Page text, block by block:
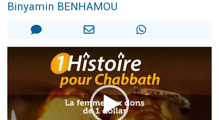
12 nouvelles musiques dans Torah-Box Music
Binyamin BENHAMOU